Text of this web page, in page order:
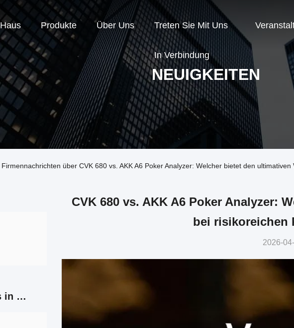
Haus Produkte Über Uns Treten Sie Mit Uns
In Verbindung
NEUIGKEITEN
Firmennachrichten über CVK 680 vs. AKK A6 Poker Analyzer: Welcher bietet den
Treten Sie mit uns in Verbindung
CVK 680 vs. AKK A6 Poker Analyzer:
bei risikoreichen
2026-